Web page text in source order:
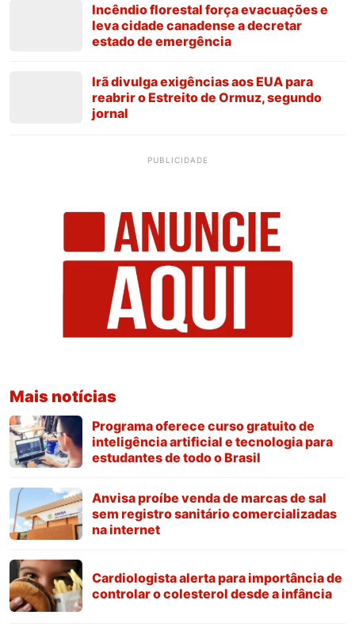
Incêndio florestal força evacuações e
leva cidade canadense a decretar
estado de emergência
Irã divulga exigências aos EUA para
reabrir o Estreito de Ormuz, segundo
jornal
PUBLICIDADE
Mais notícias
Programa oferece curso gratuito de
inteligência artificial e tecnologia para
estudantes de todo o Brasil
Anvisa proíbe venda de marcas de sal
sem registro sanitário comercializadas
na internet
Cardiologista alerta para importância de
controlar o colesterol desde a infância